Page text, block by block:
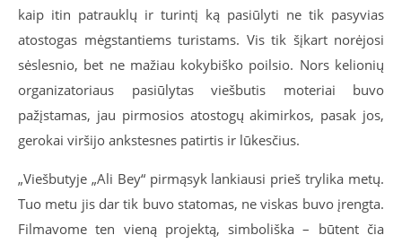
kaip itin patrauklų ir turintį ką pasiūlyti ne tik pasyvias
atostogas mėgstantiems turistams. Vis tik šįkart norėjosi
sėslesnio, bet ne mažiau kokybiško poilsio. Nors kelionių
organizatoriaus pasiūlytas viešbutis moteriai buvo
pažįstamas, jau pirmosios atostogų akimirkos, pasak jos,
gerokai viršijo ankstesnes patirtis ir lūkesčius.
„Viešbutyje „Ali Bey“ pirmąsyk lankiausi prieš trylika metų.
Tuo metu jis dar tik buvo statomas, ne viskas buvo įrengta.
Filmavome ten vieną projektą, simboliška – būtent čia